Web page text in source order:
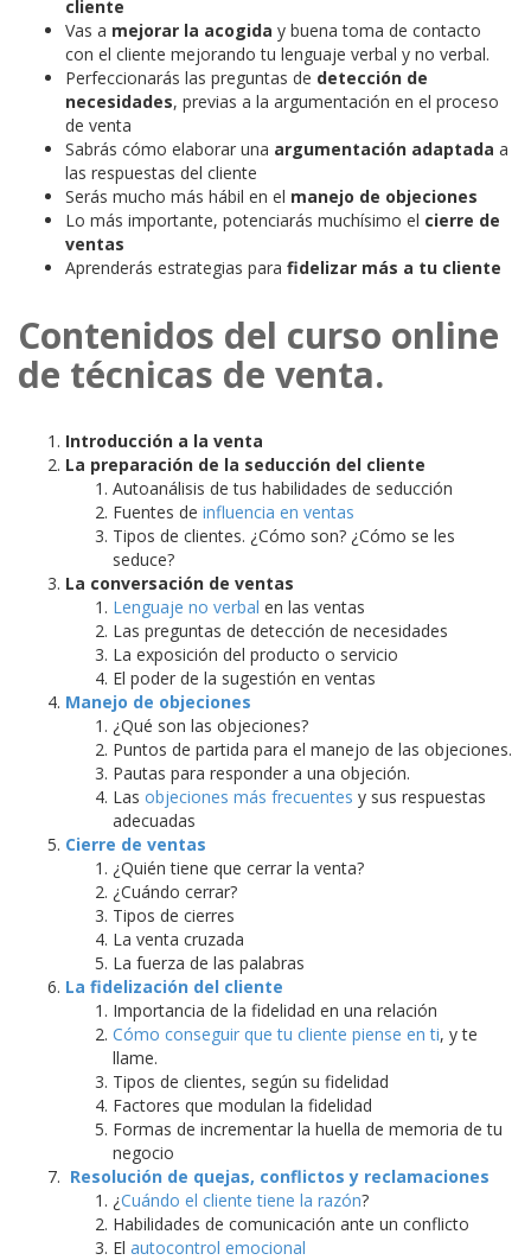
cliente
Vas a mejorar la acogida y buena toma de contacto
con el cliente mejorando tu lenguaje verbal y no verbal.
Perfeccionarás las preguntas de detección de
necesidades, previas a la argumentación en el proceso
de venta
Sabrás cómo elaborar una argumentación adaptada a
las respuestas del cliente
Serás mucho más hábil en el manejo de objeciones
Lo más importante, potenciarás muchísimo el cierre de
ventas
Aprenderás estrategias para fidelizar más a tu cliente
Contenidos del curso online
de técnicas de venta.
Introducción a la venta
La preparación de la seducción del cliente
Autoanálisis de tus habilidades de seducción
Fuentes de influencia en ventas
Tipos de clientes. ¿Cómo son? ¿Cómo se les
seduce?
La conversación de ventas
Lenguaje no verbal en las ventas
Las preguntas de detección de necesidades
La exposición del producto o servicio
El poder de la sugestión en ventas
Manejo de objeciones
¿Qué son las objeciones?
Puntos de partida para el manejo de las objeciones.
Pautas para responder a una objeción.
Las objeciones más frecuentes y sus respuestas
adecuadas
Cierre de ventas
¿Quién tiene que cerrar la venta?
¿Cuándo cerrar?
Tipos de cierres
La venta cruzada
La fuerza de las palabras
La fidelización del cliente
Importancia de la fidelidad en una relación
Cómo conseguir que tu cliente piense en ti, y te
llame.
Tipos de clientes, según su fidelidad
Factores que modulan la fidelidad
Formas de incrementar la huella de memoria de tu
negocio
Resolución de quejas, conflictos y reclamaciones
¿Cuándo el cliente tiene la razón?
Habilidades de comunicación ante un conflicto
El autocontrol emocional